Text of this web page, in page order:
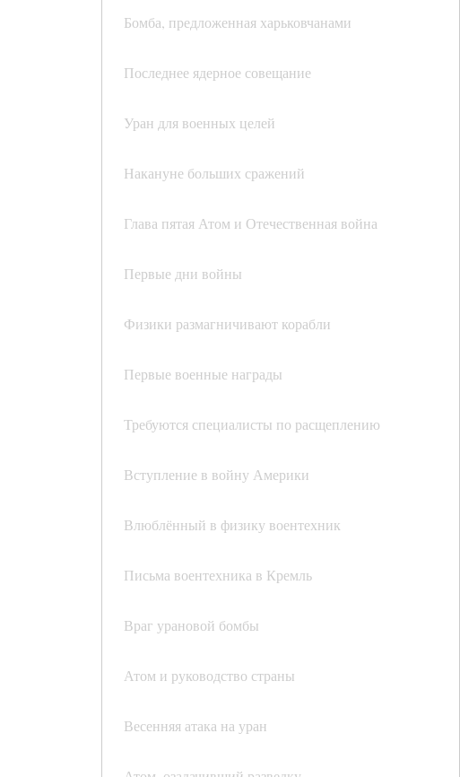
Бомба, предложенная харьковчанами
Последнее ядерное совещание
Уран для военных целей
Накануне больших сражений
Глава пятая Атом и Отечественная война
Первые дни войны
Физики размагничивают корабли
Первые военные награды
Требуются специалисты по расщеплению
Вступление в войну Америки
Влюблённый в физику воентехник
Письма воентехника в Кремль
Враг урановой бомбы
Атом и руководство страны
Весенняя атака на уран